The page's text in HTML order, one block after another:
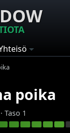
poika
Taso 1